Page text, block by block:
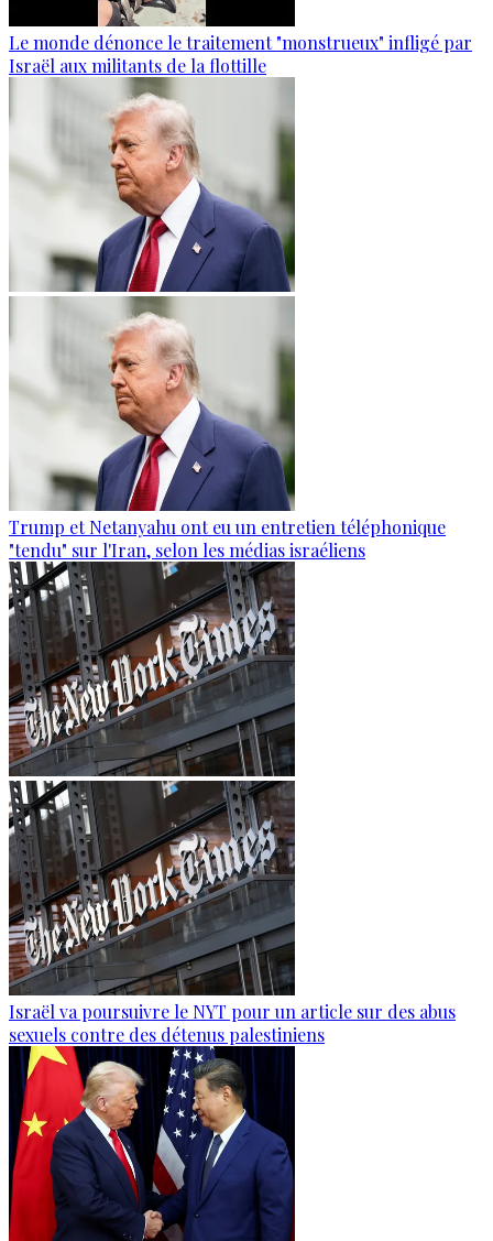
Le monde dénonce le traitement "monstrueux" infligé par
Israël aux militants de la flottille
Trump et Netanyahu ont eu un entretien téléphonique
"tendu" sur l'Iran, selon les médias israéliens
Israël va poursuivre le NYT pour un article sur des abus
sexuels contre des détenus palestiniens